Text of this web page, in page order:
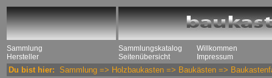
Sammlung
Hersteller
Sammlungskatalog
Seitenübersicht
Willkommen
Impressum
Du bist hier: Sammlung => Holzbaukasten => Baukästen =>